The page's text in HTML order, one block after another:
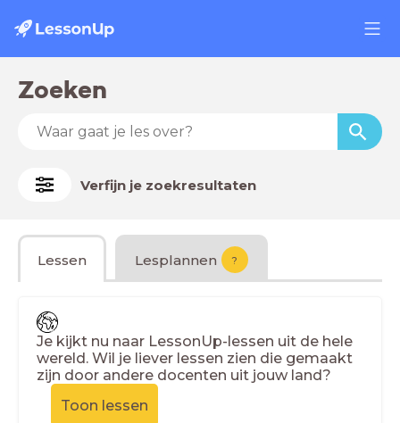
Zoeken
Verfijn je zoekresultaten
Lessen Lesplannen ?
Je kijkt nu naar LessonUp-lessen uit de hele
wereld. Wil je liever lessen zien die gemaakt
zijn door andere docenten uit jouw land?
Toon lessen